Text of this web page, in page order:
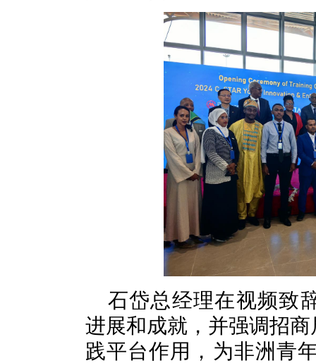
石岱总经理在视频致
进展和成就，并强调招
践平台作用，为非洲青